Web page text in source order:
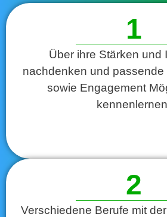
1
Über ihre Stärken und
nachdenken und passende
sowie Engagement
2
Verschiedene Berufe mit